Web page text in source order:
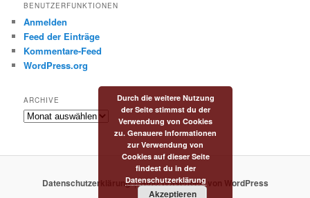
BENUTZERFUNKTIONEN
Anmelden
Feed der Einträge
Kommentare-Feed
WordPress.org
ARCHIVE
Archive
Datenschutzerklärung Stolz präsentiert von WordPress
Durch die weitere Nutzung
der Seite stimmst du der
Verwendung von Cookies
zu. Genauere Informationen
zur Verwendung von
Cookies auf dieser Seite
findest du in der
Datenschutzerklärung
Akzeptieren